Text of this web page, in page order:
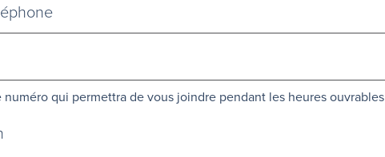
qui permettra de vous joindre pendant les heures ouvrables